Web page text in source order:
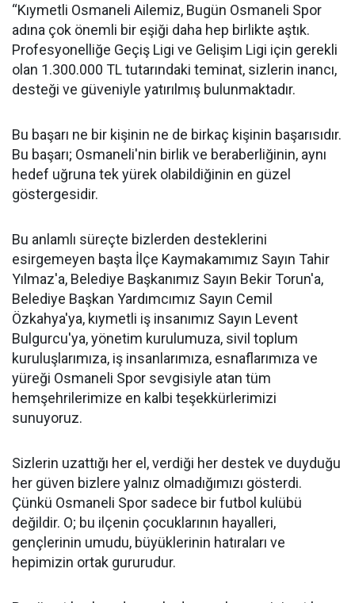
“Kıymetli Osmaneli Ailemiz, Bugün Osmaneli Spor
adına çok önemli bir eşiği daha hep birlikte aştık.
Profesyonelliğe Geçiş Ligi ve Gelişim Ligi için gerekli
olan 1.300.000 TL tutarındaki teminat, sizlerin inancı,
desteği ve güveniyle yatırılmış bulunmaktadır.
Bu başarı ne bir kişinin ne de birkaç kişinin başarısıdır.
Bu başarı; Osmaneli'nin birlik ve beraberliğinin, aynı
hedef uğruna tek yürek olabildiğinin en güzel
göstergesidir.
Bu anlamlı süreçte bizlerden desteklerini
esirgemeyen başta İlçe Kaymakamımız Sayın Tahir
Yılmaz'a, Belediye Başkanımız Sayın Bekir Torun'a,
Belediye Başkan Yardımcımız Sayın Cemil
Özkahya'ya, kıymetli iş insanımız Sayın Levent
Bulgurcu'ya, yönetim kurulumuza, sivil toplum
kuruluşlarımıza, iş insanlarımıza, esnaflarımıza ve
yüreği Osmaneli Spor sevgisiyle atan tüm
hemşehrilerimize en kalbi teşekkürlerimizi
sunuyoruz.
Sizlerin uzattığı her el, verdiği her destek ve duyduğu
her güven bizlere yalnız olmadığımızı gösterdi.
Çünkü Osmaneli Spor sadece bir futbol kulübü
değildir. O; bu ilçenin çocuklarının hayalleri,
gençlerinin umudu, büyüklerinin hatıraları ve
hepimizin ortak gururudur.